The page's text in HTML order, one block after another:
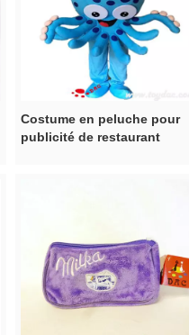
Costume en peluche pour
publicité de restaurant